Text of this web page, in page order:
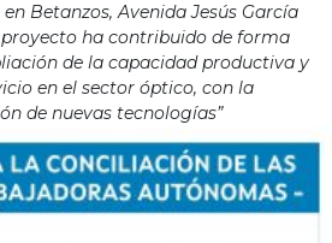
Betanzos, Avenida Jesús García
proyecto ha contribuido de forma
de la capacidad productiva y
en el sector óptico, con la
de nuevas tecnologías”